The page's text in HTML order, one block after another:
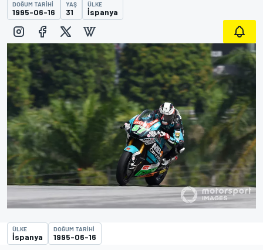
DOĞUM TARIHI
1995-06-16
YAŞ
31
ÜLKE
İspanya
ÜLKE
İspanya
DOĞUM TARIHI
1995-06-16